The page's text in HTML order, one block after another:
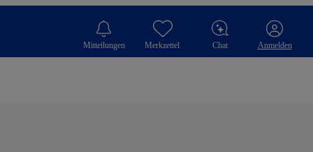
Mitteilungen Merkzettel Chat Anmelden